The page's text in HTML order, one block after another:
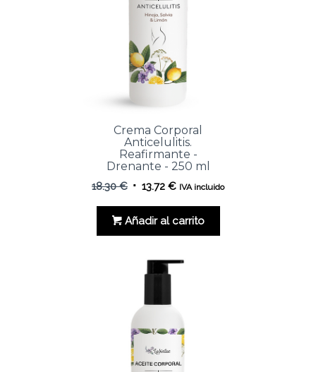
Crema Corporal
Anticelulitis.
Reafirmante -
Drenante - 250 ml
18.30€ El
original
era:
13.72 €El
actual
es:
IVA incluido
Añadir al carrito